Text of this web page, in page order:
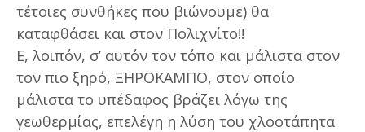
τέτοιες συνθήκες που βιώνουμε) θα
καταφθάσει και στον Πολιχνίτο!!
Ε, λοιπόν, σ’ αυτόν τον τόπο και μάλιστα στον
τον πιο ξηρό, ΞΗΡΟΚΑΜΠΟ, στον οποίο
μάλιστα το υπέδαφος βράζει λόγω της
γεωθερμίας, επελέγη η λύση του χλοοτάπητα